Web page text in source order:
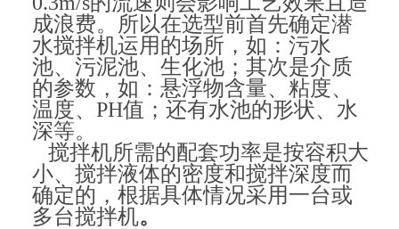
成浪费。所以在选型前首先确定潜
水搅拌机运用的场所，如：污水
池、污泥池、生化池；其次是介质
的参数，如：悬浮物含量、粘度、
温度、 PH值；还有水池的形状、水
深等。
搅拌机所需的配套功率是按容积大
小、搅拌液体的密度和搅拌深度而
确定的，根据具体情况采用一台或
多台搅拌机。